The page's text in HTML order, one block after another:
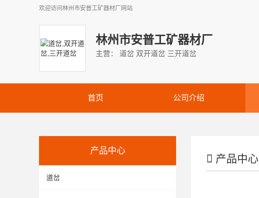
欢迎访问 林州市安普工矿器材厂 网站
林州市安普工矿器材厂
主营： 道岔 双开道岔 三开道岔
首页 公司介绍
产品中心
道岔
产品中心